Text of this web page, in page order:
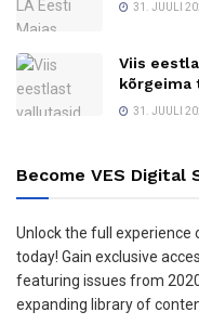
31. JUULI
Viis
kõrgeima
31. JUULI
Become VES Digital
Unlock the full experience
today! Gain exclusive
featuring issues from
expanding library of